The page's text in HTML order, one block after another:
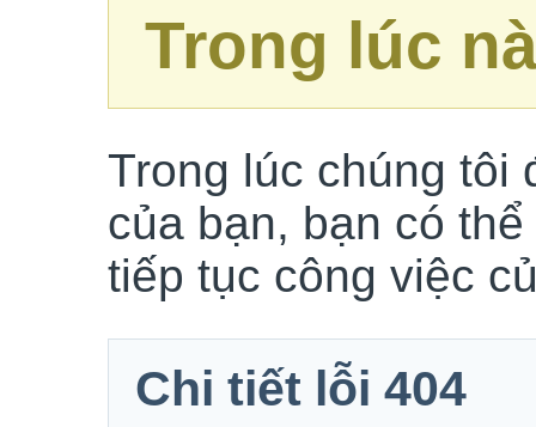
Trong lúc
Trong lúc chúng tôi
của bạn, bạn có
tiếp tục công việc
Chi tiết lỗi 404